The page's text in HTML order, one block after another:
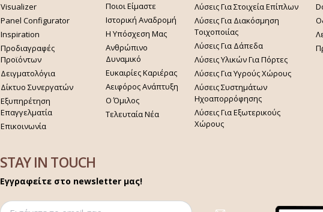
Visualizer
Panel Configurator
Inspiration
Προδιαγραφές
Προϊόντων
Δειγματολόγια
Δίκτυο Συνεργατών
Εξυπηρέτηση
Επαγγελματία
Επικοινωνία
Ποιοι Είμαστε
Ιστορική Αναδρομή
Η Υπόσχεση Μας
Ανθρώπινο
Δυναμικό
Ευκαιρίες Καριέρας
Αειφόρος Ανάπτυξη
Ο Όμιλος
Τελευταία Νέα
Λύσεις Για Στοιχεία Επίπλων
Λύσεις Για Διακόσμηση
Τοιχοποιίας
Λύσεις Για Δάπεδα
Λύσεις Υλικών Για Πόρτες
Λύσεις Για Υγρούς Χώρους
Λύσεις Συστημάτων
Ηχοαπορρόφησης
Λύσεις Για Εξωτερικούς
Χώρους
STAY IN TOUCH
Εγγραφείτε στο newsletter μας!